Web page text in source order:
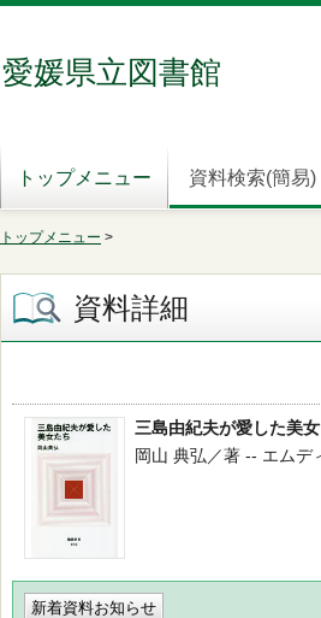
愛媛県立図書館
トップメニュー 資料検索(簡易)
トップメニュー >
資料詳細
三島由紀夫が愛した美
岡山 典弘／著 -- エム
新着資料お知らせ